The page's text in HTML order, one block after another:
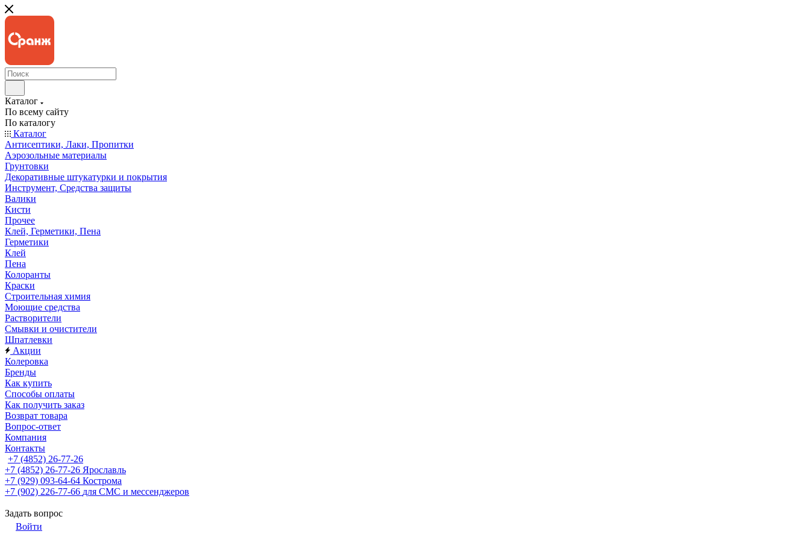
Каталог
По всему сайту
По каталогу
Каталог
Антисептики, Лаки, Пропитки
Аэрозольные материалы
Грунтовки
Декоративные штукатурки и покрытия
Инструмент, Средства защиты
Валики
Кисти
Прочее
Клей, Герметики, Пена
Герметики
Клей
Пена
Колоранты
Краски
Строительная химия
Моющие средства
Растворители
Смывки и очистители
Шпатлевки
Акции
Колеровка
Бренды
Как купить
Способы оплаты
Как получить заказ
Возврат товара
Вопрос-ответ
Компания
Контакты
+7 (4852) 26-77-26
+7 (4852) 26-77-26 Ярославль
+7 (929) 093-64-64 Кострома
+7 (902) 226-77-66 для СМС и мессенджеров
Задать вопрос
Войти